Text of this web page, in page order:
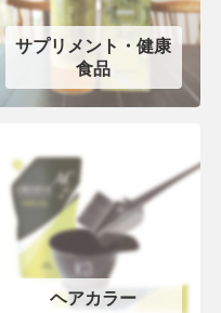
サプリメント・健康
食品
ヘアカラー